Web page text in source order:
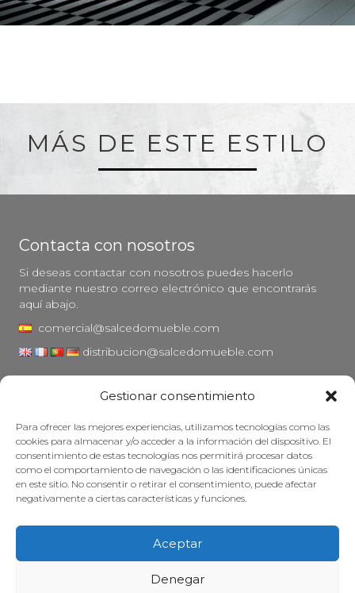
Gestionar consentimiento
Para ofrecer las mejores experiencias, utilizamos tecnologías como las
cookies para almacenar y/o acceder a la información del dispositivo. El
consentimiento de estas tecnologías nos permitirá procesar datos
como el comportamiento de navegación o las identificaciones únicas
en este sitio. No consentir o retirar el consentimiento, puede afectar
negativamente a ciertas características y funciones.
Aceptar
Denegar
MÁS DE ESTE ESTILO
Contacta con nosotros
Si deseas contactar con nosotros puedes hacerlo
mediante nuestro correo electrónico que encontrarás
aquí abajo.
comercial@salcedomueble.com
distribucion@salcedomueble.com
Aviso legal
Política de privacidad
Política de cookies
Mantener su mueble
Subvenciones